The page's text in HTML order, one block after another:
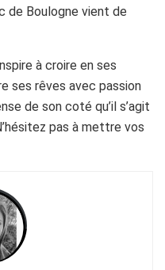
de Boulogne vient de
à croire en ses
ses rêves avec passion
de son coté qu’il s’agit
pas à mettre vos